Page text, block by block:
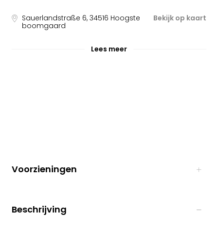
Sauerlandstraße 6, 34516 Hoogste
boomgaard
Bekijk op kaart
Lees meer
Voorzieningen
Beschrijving